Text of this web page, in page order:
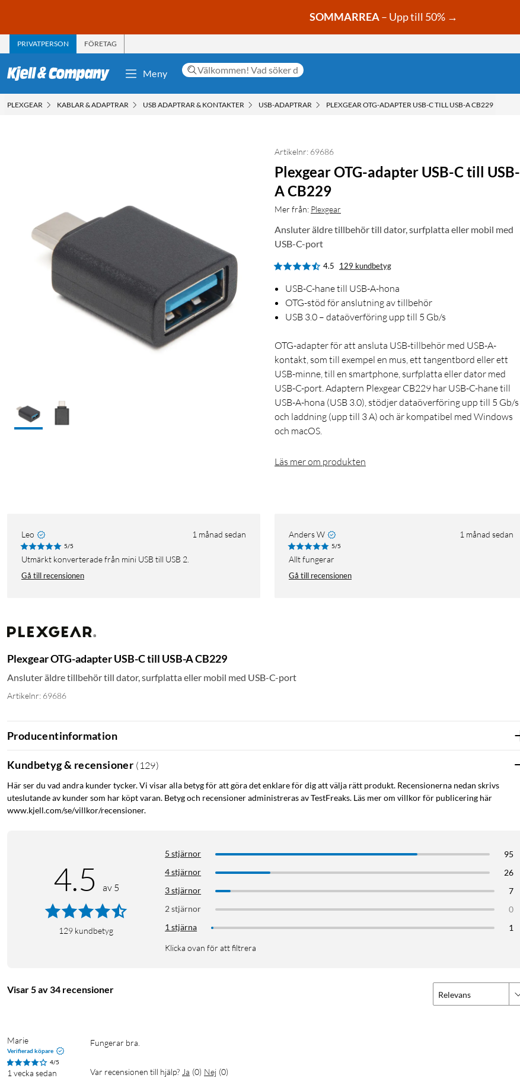
SOMMARREA– Upp till 50% →
PRIVATPERSON FÖRETAG
Meny
PLEXGEAR KABLAR & ADAPTRAR USB ADAPTRAR & KONTAKTER USB-ADAPTRAR PLEXGEAR OTG-ADAPTER USB-C TILL USB-A CB229
Artikelnr: 69686
Plexgear OTG-adapter USB-C till USB-
A CB229
Mer från: Plexgear
Ansluter äldre tillbehör till dator, surfplatta eller mobil med
USB-C-port
4.5 129 kundbetyg
USB-C-hane till USB-A-hona
OTG-stöd för anslutning av tillbehör
USB 3.0 – dataöverföring upp till 5 Gb/s
OTG-adapter för att ansluta USB-tillbehör med USB-A-
kontakt, som till exempel en mus, ett tangentbord eller ett
USB-minne, till en smartphone, surfplatta eller dator med
USB-C-port. Adaptern Plexgear CB229 har USB-C-hane till
USB-A-hona (USB 3.0), stödjer dataöverföring upp till 5 Gb/s
och laddning (upp till 3 A) och är kompatibel med Windows
och macOS.
Läs mer om produkten
Leo 1 månad sedan
5/5
Utmärkt konverterade från mini USB till USB 2.
Gå till recensionen
Anders W 1 månad sedan
5/5
Allt fungerar
Gå till recensionen
Plexgear OTG-adapter USB-C till USB-A CB229
Ansluter äldre tillbehör till dator, surfplatta eller mobil med USB-C-port
Artikelnr: 69686
Producentinformation
Kundbetyg & recensioner ( 129)
Här ser du vad andra kunder tycker. Vi visar alla betyg för att göra det enklare för dig att välja rätt produkt. Recensionerna nedan skrivs
uteslutande av kunder som har köpt varan. Betyg och recensioner administreras av TestFreaks. Läs mer om villkor för publicering här
www.kjell.com/se/villkor/recensioner.
4.5 av 5
129 kundbetyg
5 stjärnor
95
4 stjärnor
26
3 stjärnor
7
2 stjärnor
0
1 stjärna
1
Klicka ovan för att filtrera
Visar 5 av 34 recensioner Relevans
Marie
Verifierad köpare
4/5
1 vecka sedan
Fungerar bra.
Var recensionen till hjälp? Ja (0) Nej (0)